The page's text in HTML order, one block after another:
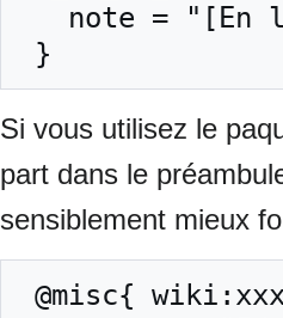
Si vous utilisez le
part dans le
sensiblement mieux